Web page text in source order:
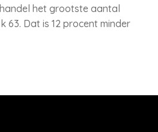
het grootste aantal
63. Dat is 12 procent minder